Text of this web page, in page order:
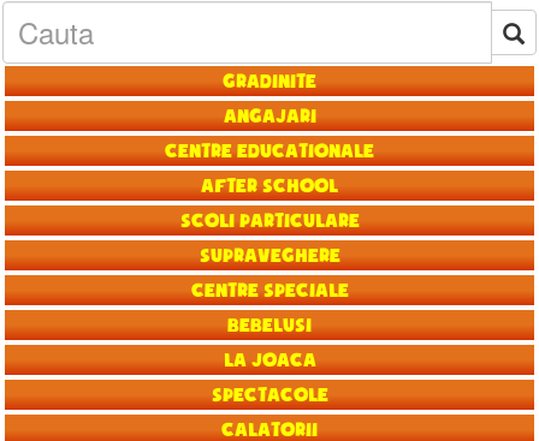
Gradinite
Angajari
Centre educationale
After School
Scoli particulare
Supraveghere
Centre speciale
Bebelusi
La joaca
Spectacole
Calatorii